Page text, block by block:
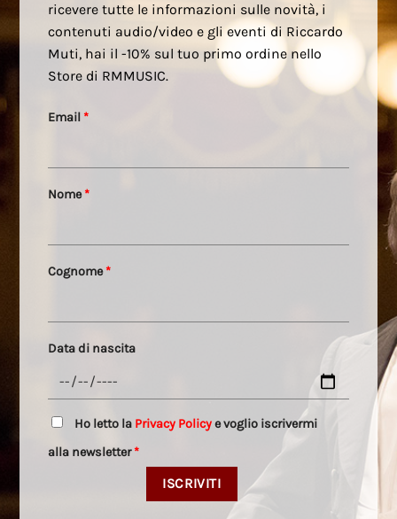
ricevere tutte le informazioni sulle novità, i
contenuti audio/video e gli eventi di Riccardo
Muti, hai il -10% sul tuo primo ordine nello
Store di RMMUSIC.
Email *
Nome*
Cognome*
Data di nascita
Ho letto la Privacy Policye voglio iscrivermi
alla newsletter*